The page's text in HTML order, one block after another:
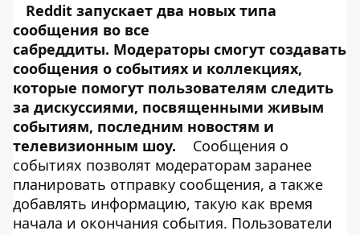
Reddit запускает два новых типа
сообщения во все
сабреддиты. Модераторы смогут создавать
сообщения о событиях и коллекциях,
которые помогут пользователям следить
за дискуссиями, посвященными живым
событиям, последним новостям и
телевизионным шоу.
Сообщения о
событиях позволят модераторам заранее
планировать отправку сообщения, а также
добавлять информацию, такую ​​как время
начала и окончания события. Пользователи